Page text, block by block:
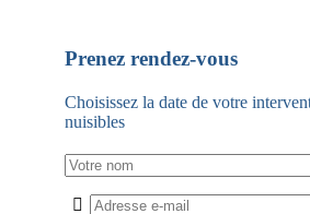
Prenez rendez-vous
Choisissez la date de votre
nuisibles